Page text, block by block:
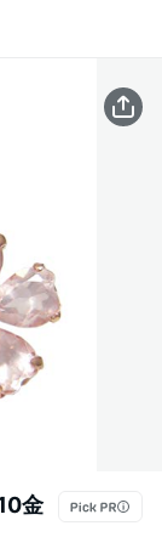
金